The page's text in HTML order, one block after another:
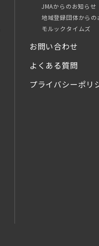
JMAからのお知らせ
地域登録団体からの
モルックタイムズ
お問い合わせ
よくある質問
プライバシーポリ